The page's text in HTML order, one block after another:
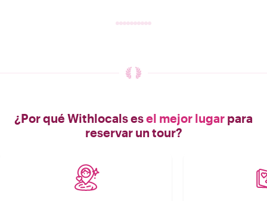
¿Por qué Withlocals esel mejor lugar para
reservar un tour?